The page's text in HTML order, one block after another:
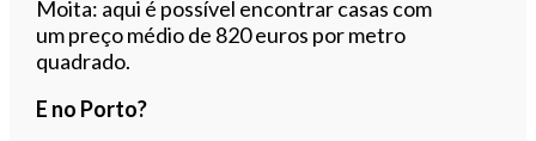
Moita: aqui é possível encontrar casas com
um preço médio de 820 euros por metro
quadrado.
E no Porto?